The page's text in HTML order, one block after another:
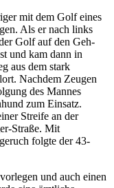
mit dem Golf eines
Als er nach links
Golf auf den Geh-
und kam dann in
aus dem stark
Nachdem Zeugen
des Mannes
zum Einsatz.
Streife an der
Straße. Mit
folgte der 43-
und auch einen